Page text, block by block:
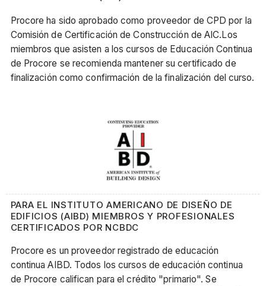
Procore ha sido aprobado como proveedor de CPD por la
Comisión de Certificación de Construcción de AIC.Los
miembros que asisten a los cursos de Educación Continua
de Procore se recomienda mantener su certificado de
finalización como confirmación de la finalización del curso.
PARA EL INSTITUTO AMERICANO DE DISEÑO DE
EDIFICIOS (AIBD) MIEMBROS Y PROFESIONALES
CERTIFICADOS POR NCBDC
Procore es un proveedor registrado de educación
continua AIBD. Todos los cursos de educación continua
de Procore califican para el crédito "primario". Se